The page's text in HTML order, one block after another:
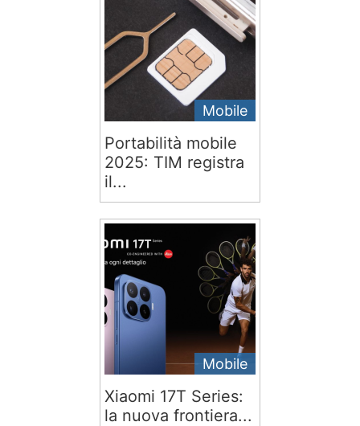
Mobile
Portabilità mobile
2025: TIM registra
il...
Mobile
Xiaomi 17T Series:
la nuova frontiera...